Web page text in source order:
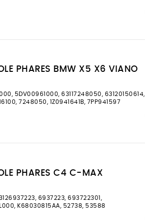
PHARES BMW X5 X6 VIANO
5DV00961000, 63117248050, 63120150614,
7248050, 1Z0941641B, 7PP941597
PHARES C4 C-MAX
6937223, 693722301,
K68030815AA, 52738, 53588